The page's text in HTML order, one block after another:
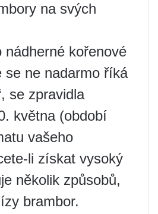
na svých
nádherné kořenové
se ne nadarmo říká
se zpravidla
května (období
vašeho
li získat vysoký
několik způsobů,
brambor.